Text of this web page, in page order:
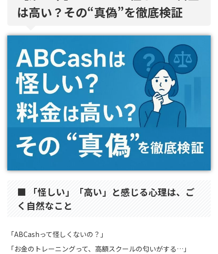
は高い？その“真偽”を徹底検証
■ 「怪しい」「高い」と感じる心理は、ご
く自然なこと
「ABCashって怪しくないの？」
「お金のトレーニングって、高額スクールの匂いがする…」